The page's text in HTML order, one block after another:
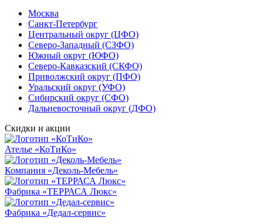
Москва
Санкт-Петербург
Центральный округ (ЦФО)
Северо-Западный (СЗФО)
Южный округ (ЮФО)
Северо-Кавказский (СКФО)
Приволжский округ (ПФО)
Уральский округ (УФО)
Сибирский округ (СФО)
Дальневосточный округ (ДФО)
Скидки и акции
Ателье «КоТиКо»
Компания «Деколь-Мебель»
Фабрика «ТЕРРАСА Люкс»
Фабрика «Дедал-сервис»